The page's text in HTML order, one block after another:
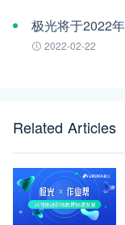
2022-02-22
Related Articles